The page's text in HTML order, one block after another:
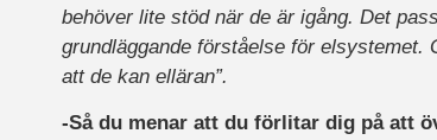
behöver lite stöd när de är igång. Det
grundläggande förståelse för elsystemet.
att de kan elläran”.
-Så du menar att du förlitar dig på att